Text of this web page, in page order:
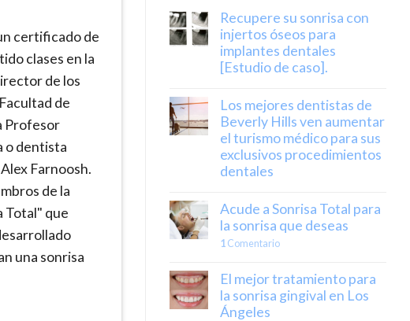
certificado de
clases en la
de los
de
Profesor
o dentista
Farnoosh.
de la
Total" que
una sonrisa
Recupere su sonrisa con
injertos óseos para
implantes dentales
[Estudio de caso].
Los mejores dentistas de
Beverly Hills ven aumentar
el turismo médico para sus
exclusivos procedimientos
dentales
Acude a Sonrisa Total para
la sonrisa que deseas
1 Comentario
El mejor tratamiento para
la sonrisa gingival en Los
Ángeles